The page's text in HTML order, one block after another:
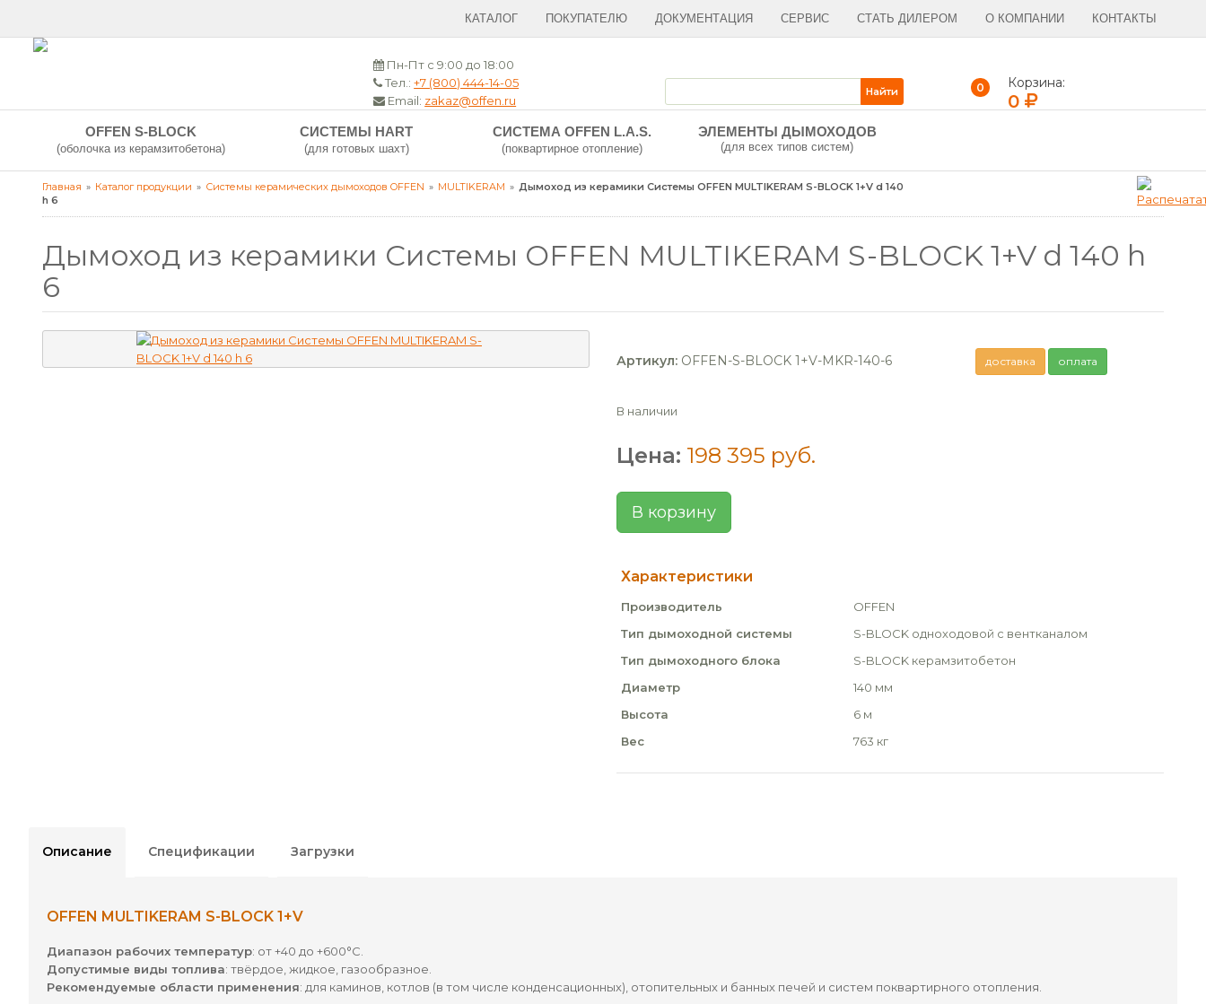
КАТАЛОГ ПОКУПАТЕЛЮ ДОКУМЕНТАЦИЯ СЕРВИС СТАТЬ ДИЛЕРОМ О КОМПАНИИ КОНТАКТЫ
Пн-Пт с 9:00 до 18:00
Тел.:+7 (800) 444-14-05
Email: zakaz@offen.ru
0 Корзина:
0
OFFEN S-BLOCK
(оболочка из керамзитобетона)
СИСТЕМЫ HART
(для готовых шахт)
СИСТЕМА OFFEN L.A.S.
(поквартирное отопление)
ЭЛЕМЕНТЫ ДЫМОХОДОВ
(для всех типов систем)
Главная Каталог продукции Системы керамических дымоходов OFFEN MULTIKERAM
Дымоход из керамики Системы OFFEN MULTIKERAM S-BLOCK 1+V d 140
h 6
Дымоход из керамики Системы OFFEN MULTIKERAM S-BLOCK 1+V d 140 h
6
Артикул: OFFEN-S-BLOCK 1+V-MKR-140-6 доставка оплата
В наличии
Цена: 198 395 руб.
В корзину
Характеристики
Производитель
OFFEN
Тип дымоходной системы
S-BLOCK одноходовой с вентканалом
Тип дымоходного блока
S-BLOCK керамзитобетон
Диаметр
140 мм
Высота
6 м
Вес
763 кг
Описание Спецификации Загрузки
OFFEN MULTIKERAM S-BLOCK 1+V
Диапазон рабочих температур: от +40 до +600°С.
Допустимые виды топлива: твёрдое, жидкое, газообразное.
Рекомендуемые области применения: для каминов, котлов (в том числе конденсационных), отопительных и банных печей и систем поквартирного отопления.